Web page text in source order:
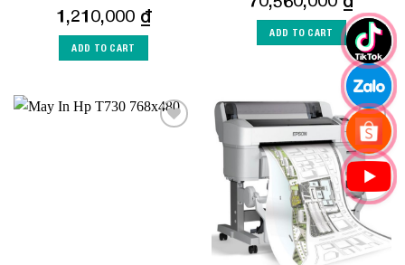
1,210,000 ₫
ADD TO CART
ADD TO CART
Add to
Wishlist